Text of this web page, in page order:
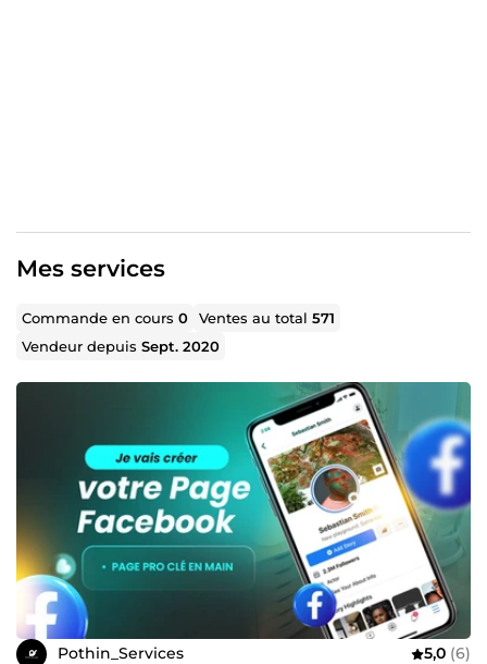
Mes services
Commande en cours0 Ventes au total571
Vendeur depuisSept. 2020
Pothin_Services 5,0 (6)